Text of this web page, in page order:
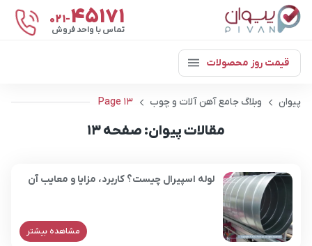
021-۴۵۱۷۱
تماس با واحد فروش
قیمت روز محصولات
پیوان وبلاگ جامع آهن آلات و چوب Page 13
مقالات پیوان: صفحه 13
لوله اسپیرال چیست؟ کاربرد، مزایا و معایب آن
مشاهده بیشتر